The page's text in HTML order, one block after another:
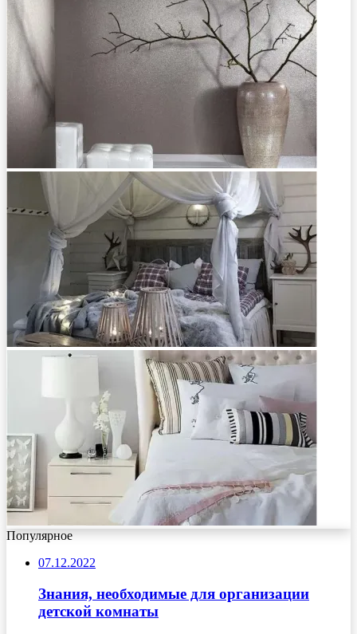
Популярное
07.12.2022
Знания, необходимые для организации
детской комнаты